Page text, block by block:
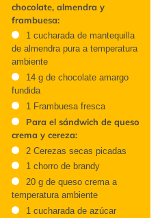
chocolate, almendra y
frambuesa:
1 cucharada de mantequilla
de almendra pura a temperatura
ambiente
14 g de chocolate amargo
fundida
1 Frambuesa fresca
Para el sándwich de queso
crema y cereza:
2 Cerezas secas picadas
1 chorro de brandy
20 g de queso crema a
temperatura ambiente
1 cucharada de azúcar